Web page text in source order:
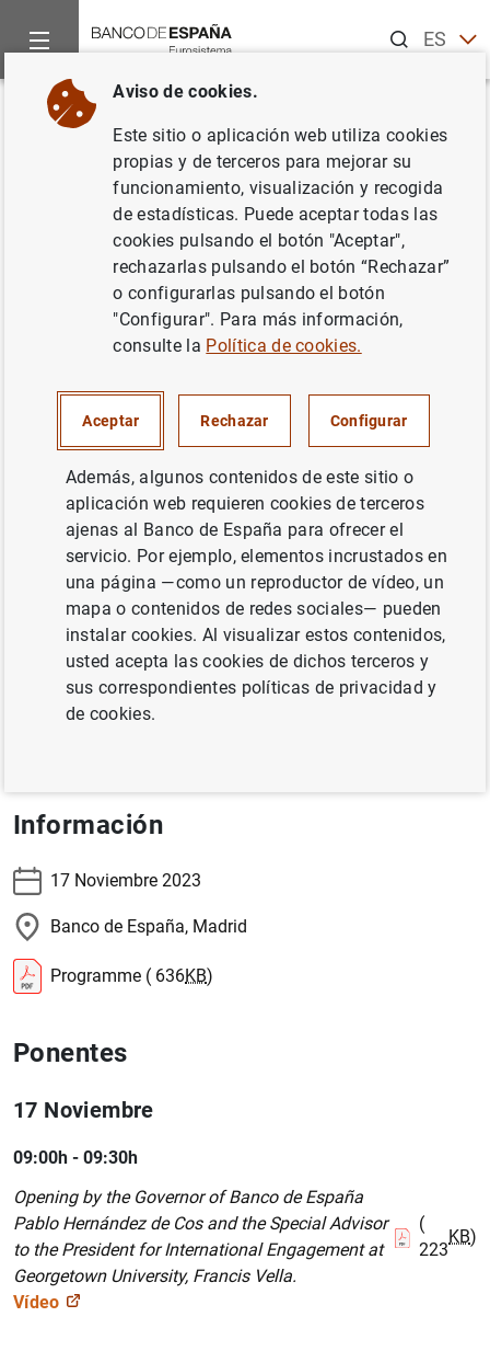
ESEN
Inicio Noticias y eventos
Volver
BE-CEMFIConference on Aging
Este evento forma parte de la Georgetown University
Global Economic Challenges Network (GEC), que
patrocina una serie de encuentros internacionales de
trabajo, con el fin de reunir a distinguidos académicos y
los problemas económicos más importantes de nuestro
https://global.georgetown.edu/topics/global-
economic-challenges-network
.
Los principales temas de la conferencia son:
tendencias y factores en la desigualdad de la
mortalidad
jubilación y seguridad social
envejecimiento de la población activa, pérdida de
habilidades y organización del trabajo
perspectiva global del envejecimiento y desarrollo.
Información
17 Noviembre 2023
Banco de España, Madrid
Programme ( 636KB)
Ponentes
17 Noviembre
09:00h - 09:30h
Opening by the Governor of Banco de España
Pablo Hernández de Cos and the Special Advisor
to the President for International Engagement at
Georgetown University, Francis Vella.
(
223
KB)
Vídeo
Aviso de cookies.
Este sitio o aplicación web utiliza cookies
propias y de terceros para mejorar su
funcionamiento, visualización y recogida
de estadísticas. Puede aceptar todas las
cookies pulsando el botón "Aceptar",
rechazarlas pulsando el botón “Rechazar”
o configurarlas pulsando el botón
"Configurar". Para más información,
consulte la Política de cookies.
Aceptar Rechazar Configurar
Además, algunos contenidos de este sitio o
aplicación web requieren cookies de terceros
ajenas al Banco de España para ofrecer el
servicio. Por ejemplo, elementos incrustados en
una página —como un reproductor de vídeo, un
mapa o contenidos de redes sociales— pueden
instalar cookies. Al visualizar estos contenidos,
usted acepta las cookies de dichos terceros y
sus correspondientes políticas de privacidad y
de cookies.